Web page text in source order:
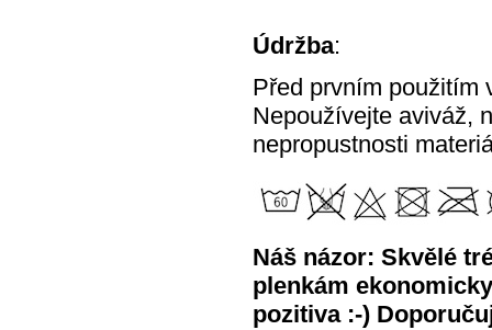
Údržba:
Před prvním použitím
Nepoužívejte aviváž,
nepropustnosti
Náš názor: Skvělé
plenkám
pozitiva :-)